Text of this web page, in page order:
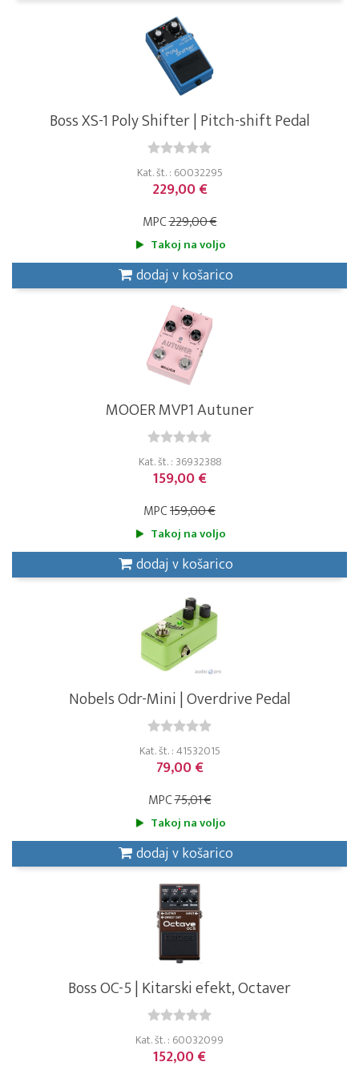
Boss XS-1 Poly Shifter | Pitch-shift Pedal
Kat. št. : 60032295
229,00 €
MPC229,00 €
Takoj na voljo
dodaj v košarico
MOOER MVP1 Autuner
Kat. št. : 36932388
159,00 €
MPC159,00 €
Takoj na voljo
dodaj v košarico
Nobels Odr-Mini | Overdrive Pedal
Kat. št. : 41532015
79,00 €
MPC75,01 €
Takoj na voljo
dodaj v košarico
Boss OC-5 | Kitarski efekt, Octaver
Kat. št. : 60032099
152,00 €